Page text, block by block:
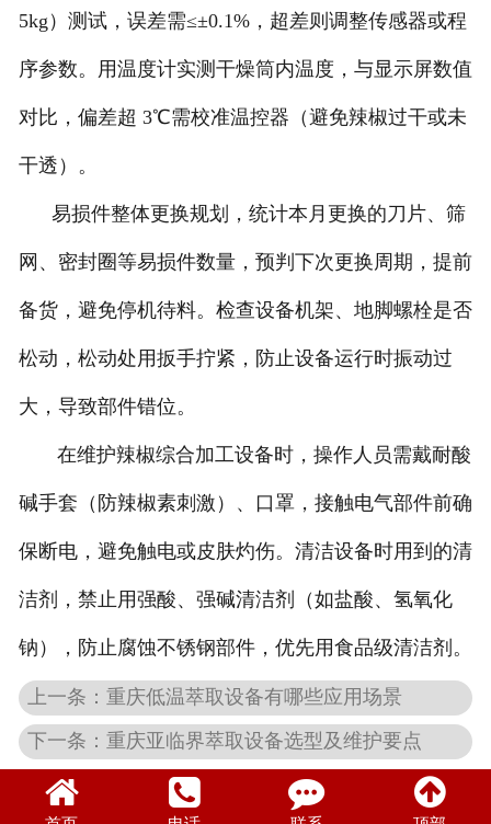
5kg）测试，误差需≤±0.1%，超差则调整传感器或程
序参数。用温度计实测干燥筒内温度，与显示屏数值
对比，偏差超 3℃需校准温控器（避免辣椒过干或未
干透）。
易损件整体更换规划，统计本月更换的刀片、筛
网、密封圈等易损件数量，预判下次更换周期，提前
备货，避免停机待料。检查设备机架、地脚螺栓是否
松动，松动处用扳手拧紧，防止设备运行时振动过
大，导致部件错位。
在维护辣椒综合加工设备时，操作人员需戴耐酸
碱手套（防辣椒素刺激）、口罩，接触电气部件前确
保断电，避免触电或皮肤灼伤。清洁设备时用到的清
洁剂，禁止用强酸、强碱清洁剂（如盐酸、氢氧化
钠），防止腐蚀不锈钢部件，优先用食品级清洁剂。
上一条：重庆低温萃取设备有哪些应用场景
下一条：重庆亚临界萃取设备选型及维护要点